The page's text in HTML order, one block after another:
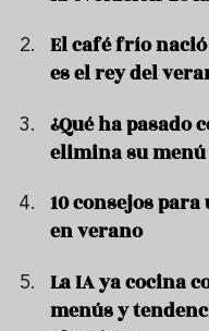
El café frío
es el rey del
¿Qué ha pasado
elimina su
10 consejos
en verano
La IA ya cocina
menús y